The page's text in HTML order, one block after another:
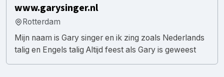
www.garysinger.nl
Rotterdam
Mijn naam is Gary singer en ik zing zoals Nederlands
talig en Engels talig Altijd feest als Gary is geweest